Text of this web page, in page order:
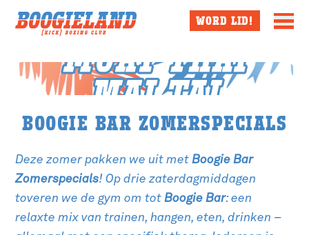
WORD LID!
Video banner
Video banner
BOOGIE BAR ZOMERSPECIALS
Deze zomer pakken we uit metBoogie Bar
Zomerspecials! Op drie zaterdagmiddagen
toveren we de gym om totBoogie Bar: een
relaxte mix van trainen, hangen, eten, drinken –